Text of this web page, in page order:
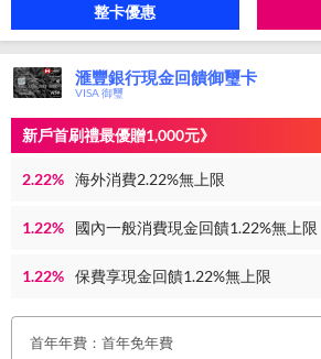
整卡優惠
滙豐銀行現金回饋御璽卡
VISA 御璽
新戶首刷禮最優贈1,000元》
2.22% 海外消費2.22%無上限
1.22% 國內一般消費現金回饋1.22%無上限
1.22% 保費享現金回饋1.22%無上限
首年年費：首年免年費